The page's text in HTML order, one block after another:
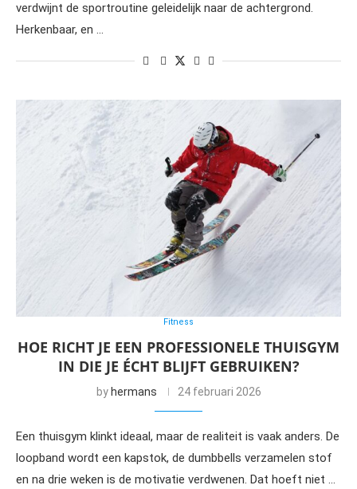
verdwijnt de sportroutine geleidelijk naar de achtergrond.
Herkenbaar, en …
Fitness
HOE RICHT JE EEN PROFESSIONELE THUISGYM
IN DIE JE ÉCHT BLIJFT GEBRUIKEN?
by hermans 24 februari 2026
Een thuisgym klinkt ideaal, maar de realiteit is vaak anders. De
loopband wordt een kapstok, de dumbbells verzamelen stof
en na drie weken is de motivatie verdwenen. Dat hoeft niet …